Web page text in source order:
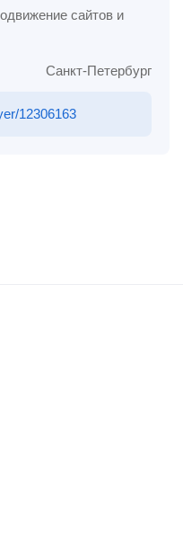
сайтов и
Санкт-Петербург
12306163